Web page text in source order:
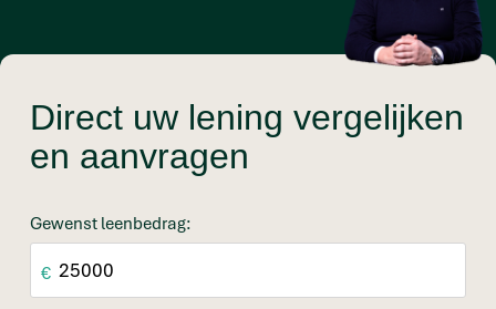
Direct uw lening vergelijken
en aanvragen
Gewenst leenbedrag:
€